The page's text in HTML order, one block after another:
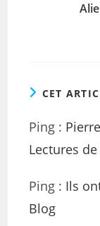
CET
Ping :
Lectures
Ping : Ils
Blog